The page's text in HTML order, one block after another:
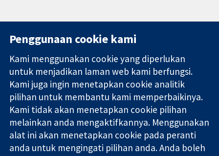
Bukti yang
dipercayai.
keputusan
termaklum
Kesihatan yang
lebih baik
11-13 Cavendish
Square
London
W1G 0AN
United Kingdom
Hubungi kita
Berita
Pejabat
akhbar
Perihal Kami
Pekerjaan
Cochrane
Library
Penggunaan cookie kami
Kami menggunakan cookie yang diperlukan
untuk menjadikan laman web kami berfungsi.
Kami juga ingin menetapkan cookie analitik
pilihan untuk membantu kami memperbaikinya.
Kami tidak akan menetapkan cookie pilihan
melainkan anda mengaktifkannya. Menggunakan
alat ini akan menetapkan cookie pada peranti
anda untuk mengingati pilihan anda. Anda boleh